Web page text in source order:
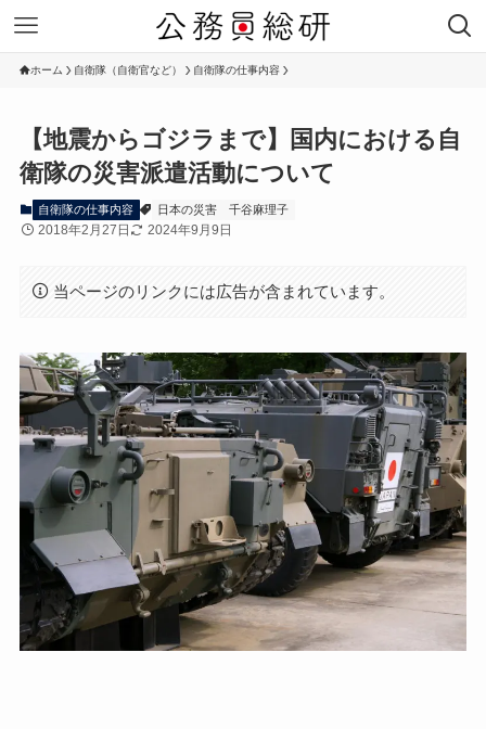
ホーム 自衛隊（自衛官など） 自衛隊の仕事内容
【地震からゴジラまで】国内における自
衛隊の災害派遣活動について
自衛隊の仕事内容 日本の災害 千谷麻理子
2018年2月27日 2024年9月9日
当ページのリンクには広告が含まれています。